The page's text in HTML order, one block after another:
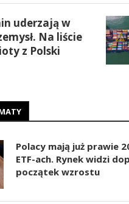
uderzają w
Na liście
z Polski
Polacy mają już prawie
ETF-ach. Rynek widzi
początek wzrostu